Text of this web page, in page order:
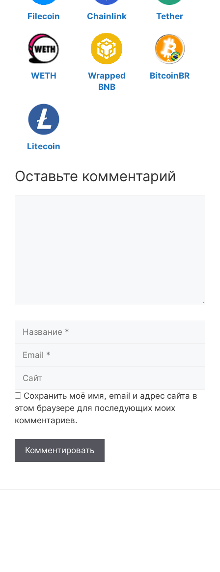
Filecoin Chainlink Tether
WETH
Wrapped
BNB
BitcoinBR
Litecoin
Оставьте комментарий
Сохранить моё имя, email и адрес сайта в
этом браузере для последующих моих
комментариев.